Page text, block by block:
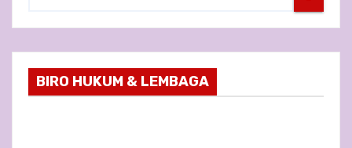
BIRO HUKUM & LEMBAGA